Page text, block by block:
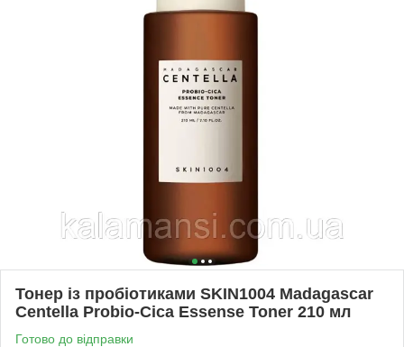
Тонер із пробіотиками SKIN1004 Madagascar
Centella Probio-Cica Essense Toner 210 мл
Готово до відправки